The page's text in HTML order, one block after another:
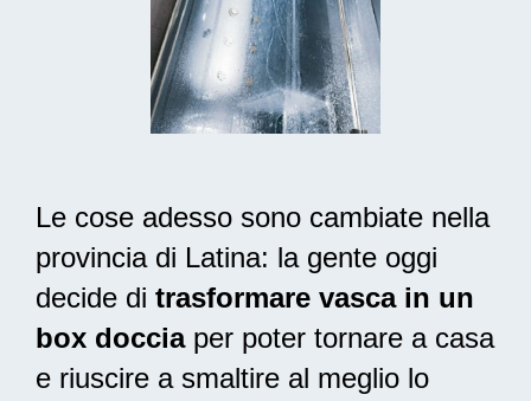
Le cose adesso sono cambiate nella
provincia di Latina: la gente oggi
decide di trasformare vasca in un
box docciaper poter tornare a casa
e riuscire a smaltire al meglio lo